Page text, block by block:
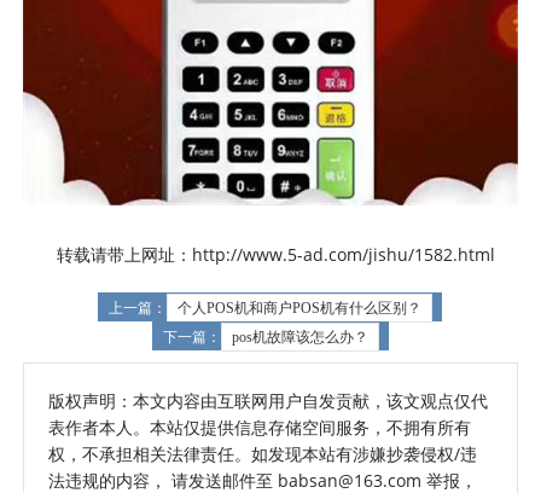
转载请带上网址：http://www.5-ad.com/jishu/1582.html
上一篇：
个人POS机和商户POS机有什么区别？
下一篇：
pos机故障该怎么办？
版权声明：本文内容由互联网用户自发贡献，该文观点仅代
表作者本人。本站仅提供信息存储空间服务，不拥有所有
权，不承担相关法律责任。如发现本站有涉嫌抄袭侵权/违
法违规的内容， 请发送邮件至 babsan@163.com 举报，